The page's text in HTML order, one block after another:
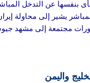
بنفسها عن التدخل
يشير إلى محاولة
مجتمعة إلى مشهد
واليمن